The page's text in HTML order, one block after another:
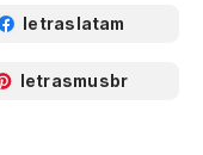
letraslatam
letrasmusbr